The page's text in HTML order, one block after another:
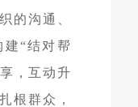
的沟通、
“结对帮
，互动升
根群众，